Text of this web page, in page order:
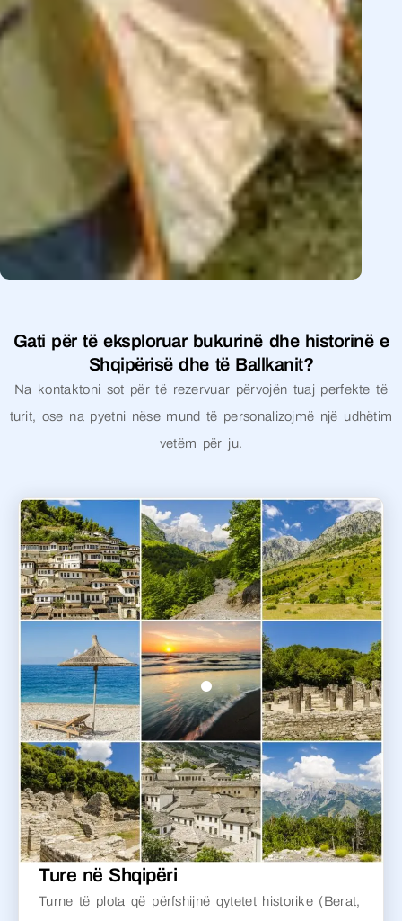
Gati për të eksploruar bukurinë dhe historinë e
Shqipërisë dhe të Ballkanit?
Na kontaktoni sot për të rezervuar përvojën tuaj perfekte të
turit, ose na pyetni nëse mund të personalizojmë një udhëtim
vetëm për ju.
Ture në Shqipëri
Turne të plota që përfshijnë qytetet historike (Berat,